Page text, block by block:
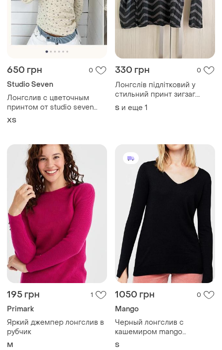
650 грн 0
Studio Seven
Лонгслив с цветочным
принтом от studio seven
designs
ХS
330 грн 0
Лонгслів підлітковий у
стильний принт зигзаг.
розмір: s–m
S и еще 1
195 грн 1
Primark
Яркий джемпер лонгслив в
рубчик
M
1050 грн 0
Mango
Черный лонгслив с
кашемиром mango
✨✨✨✨✨✨✨✨✨✨
S